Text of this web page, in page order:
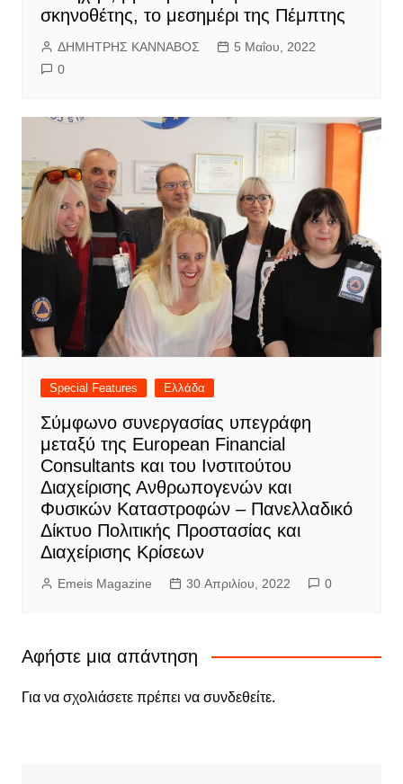
σκηνοθέτης, το μεσημέρι της Πέμπτης
ΔΗΜΗΤΡΗΣ ΚΑΝΝΑΒΟΣ
5 Μαΐου, 2022
0
Special Features Ελλάδα
Σύμφωνο συνεργασίας υπεγράφη
μεταξύ της European Financial
Consultants και του Ινστιτούτου
Διαχείρισης Ανθρωπογενών και
Φυσικών Καταστροφών – Πανελλαδικό
Δίκτυο Πολιτικής Προστασίας και
Διαχείρισης Κρίσεων
Emeis Magazine 30 Απριλίου, 2022 0
Αφήστε μια απάντηση
Για να σχολιάσετε πρέπει να συνδεθείτε.